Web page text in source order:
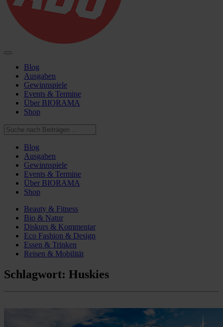
Blog
Ausgaben
Gewinnspiele
Events & Termine
Über BIORAMA
Shop
Blog
Ausgaben
Gewinnspiele
Events & Termine
Über BIORAMA
Shop
Beauty & Fitness
Bio & Natur
Diskurs & Kommentar
Eco Fashion & Design
Essen & Trinken
Reisen & Mobilität
Schlagwort: Huskies